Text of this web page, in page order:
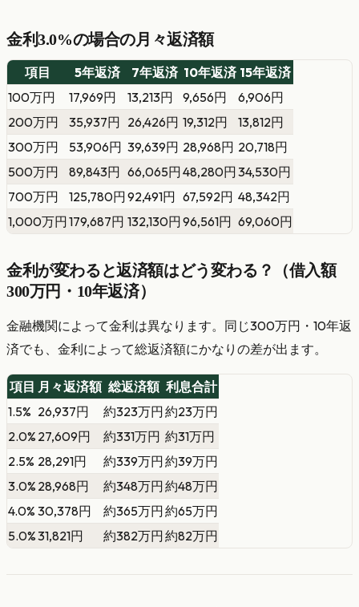
金利3.0%の場合の月々返済額
項目 5年返済 7年返済 10年返済 15年返済
100万円
17,969円 13,213円 9,656円
6,906円
200万円
35,937円 26,426円 19,312円
13,812円
300万円
53,906円 39,639円 28,968円 20,718円
500万円
89,843円 66,065円48,280円34,530円
700万円
125,780円92,491円 67,592円 48,342円
1,000万円179,687円 132,130円96,561円 69,060円
金利が変わると返済額はどう変わる？（借入額
300万円・10年返済）
金融機関によって金利は異なります。同じ300万円・10年返
済でも、金利によって総返済額にかなりの差が出ます。
項目 月々返済額 総返済額 利息合計
1.5% 26,937円 約323万円約23万円
2.0% 27,609円 約331万円 約31万円
2.5% 28,291円 約339万円約39万円
3.0% 28,968円 約348万円約48万円
4.0% 30,378円 約365万円約65万円
5.0%31,821円 約382万円約82万円